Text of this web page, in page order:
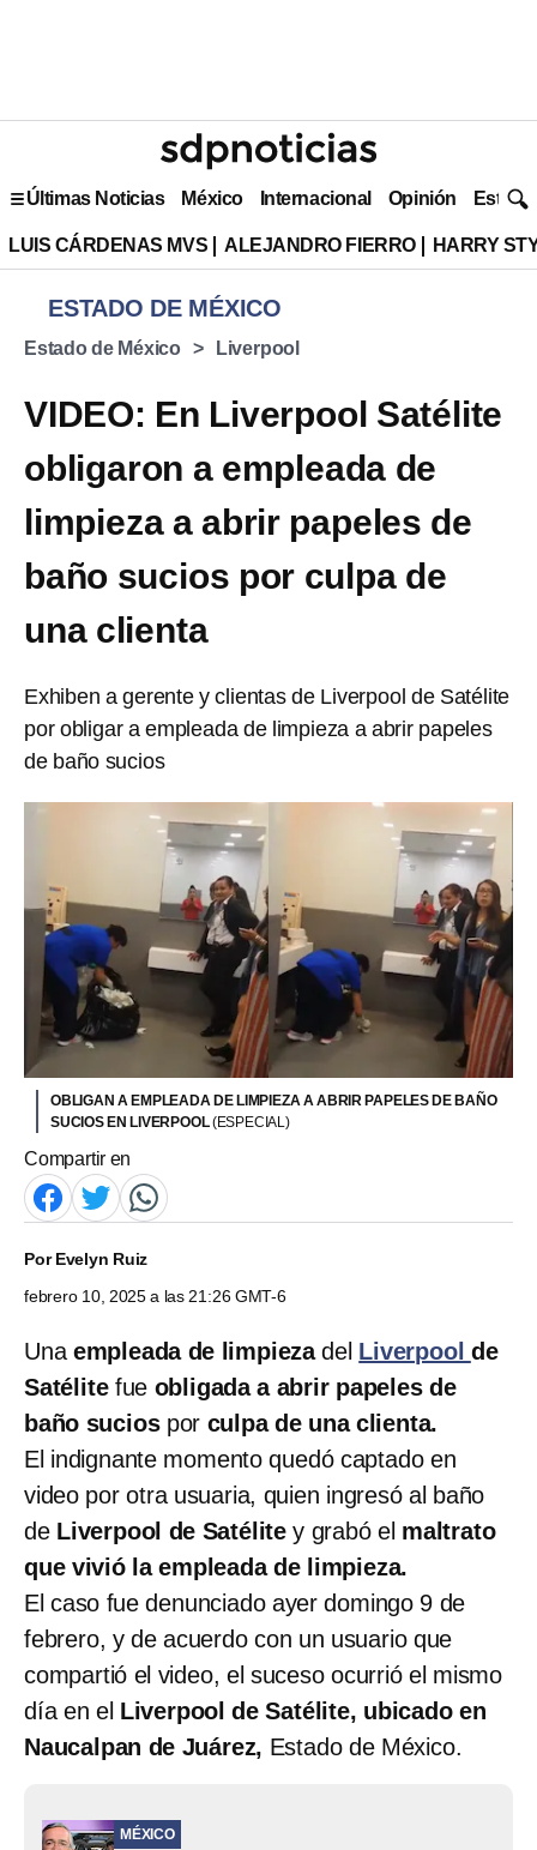
Últimas Noticias México Internacional Opinión Estilo
LUIS CÁRDENAS MVS ALEJANDRO FIERRO HARRY
ESTADO DE MÉXICO
Estado de México Liverpool
VIDEO: En Liverpool Satélite
obligaron a empleada de
limpieza a abrir papeles de
baño sucios por culpa de
una clienta
Exhiben a gerente y clientas de Liverpool de Satélite
por obligar a empleada de limpieza a abrir papeles
de baño sucios
OBLIGAN A EMPLEADA DE LIMPIEZA A ABRIR PAPELES DE BAÑO
SUCIOS EN LIVERPOOL(ESPECIAL)
Compartir en
PorEvelyn Ruiz
febrero 10, 2025 a las 21:26 GMT-6
Unaempleada de limpiezadel Liverpool de
Satélitefue obligada a abrir papeles de
baño sucios por culpa de una clienta.
El indignante momento quedó captado en
video por otra usuaria, quien ingresó al baño
de Liverpool de Satélite y grabó el maltrato
que vivió la empleada de limpieza.
El caso fue denunciado ayer domingo 9 de
febrero, y de acuerdo con un usuario que
compartió el video, el suceso ocurrió el mismo
día en el Liverpool de Satélite, ubicado en
Naucalpan de Juárez, Estado de México.
MÉXICO